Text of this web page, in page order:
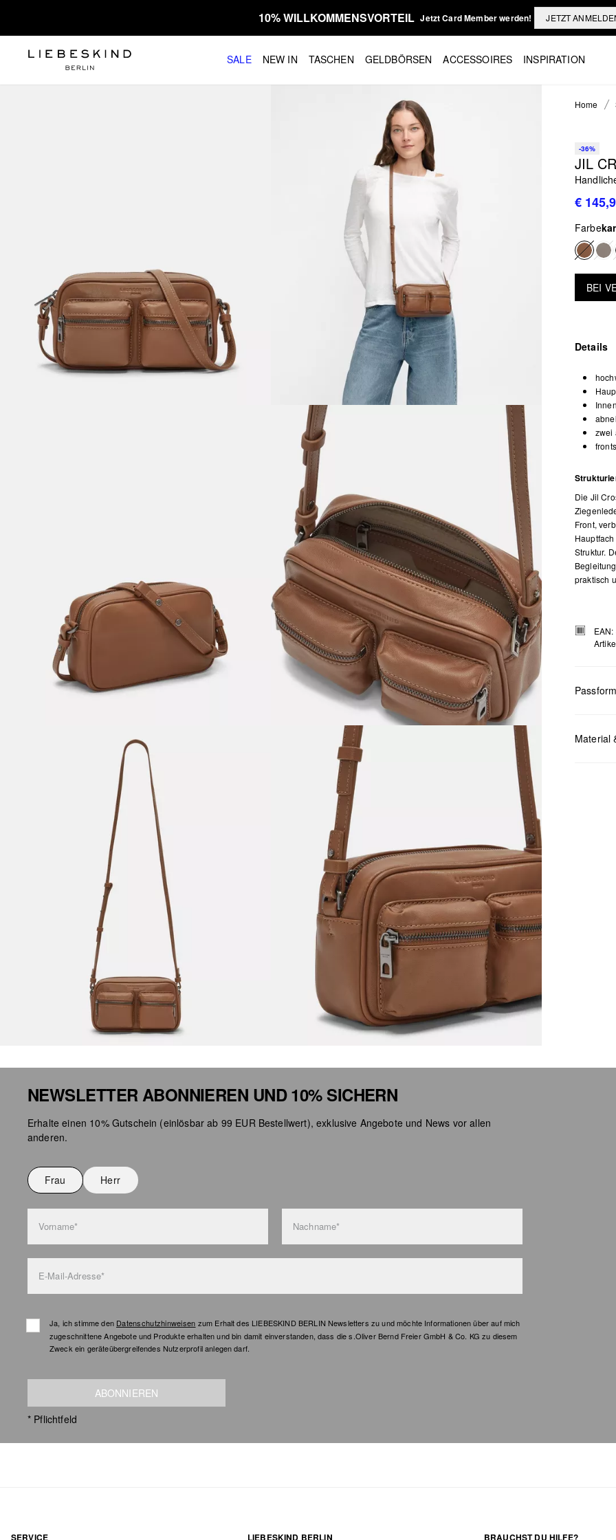
10% WILLKOMMENSVORTEIL Jetzt Card Member werden! JETZT
SALE NEW IN TASCHEN GELDBÖRSEN ACCESSOIRES INSPIRATION
Home
-36%
JIL
€
Farbe
BEI
Details
zwei
Die Jil
Front,
Struktur.
praktisch
Passform
Material
NEWSLETTER ABONNIEREN UND 10% SICHERN
Erhalte einen 10% Gutschein (einlösbar ab 99 EUR Bestellwert), exklusive Angebote und News vor allen
anderen.
Frau Herr
Vorname* Nachname*
E-Mail-Adresse*
Ja, ich stimme den Datenschutzhinweisen zum Erhalt des LIEBESKIND BERLIN Newsletters zu und möchte Informationen über auf mich
zugeschnittene Angebote und Produkte erhalten und bin damit einverstanden, dass die s.Oliver Bernd Freier GmbH & Co. KG zu diesem
Zweck ein geräteübergreifendes Nutzerprofil anlegen darf.
ABONNIEREN
* Pflichtfeld
SERVICE LIEBESKIND BERLIN BRAUCHST DU HILFE?